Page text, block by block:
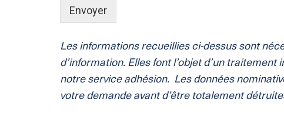
Envoyer
Les informations recueillies ci-dessus sont
d’information. Elles font l’objet d’un
notre service adhésion. Les données
votre demande avant d’être totalement